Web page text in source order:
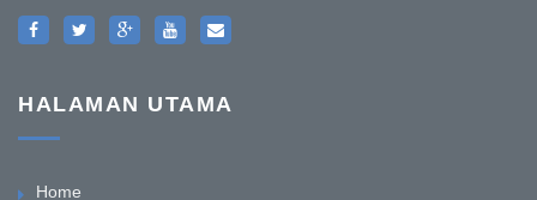
HALAMAN UTAMA
Home